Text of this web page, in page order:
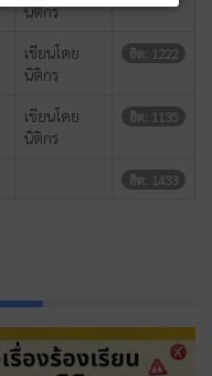
นิติกร
เขียนโดย
นิติกร
ฮิต: 1222
เขียนโดย
นิติกร
ฮิต: 1135
ฮิต: 1433